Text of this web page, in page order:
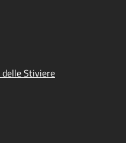
delle Stiviere